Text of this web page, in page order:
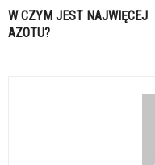
W CZYM JEST NAJWIĘCEJ
AZOTU?